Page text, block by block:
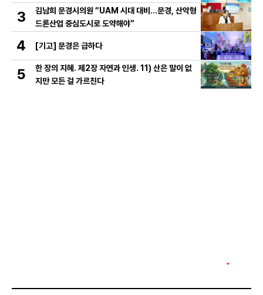
3
김남희 문경시의원 “UAM 시대 대비…문경, 산악형
드론산업 중심도시로 도약해야”
4 [기고] 문경은 급하다
5
한 장의 지혜. 제2장 자연과 인생. 11) 산은 말이 없
지만 모든 걸 가르친다